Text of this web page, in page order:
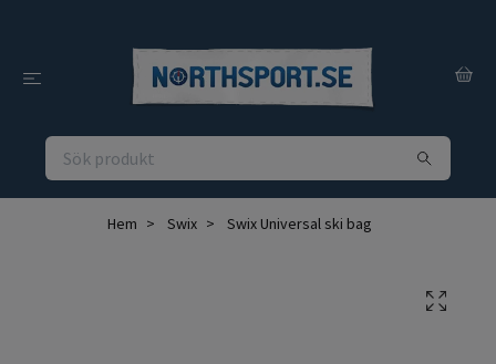
Hem Swix Swix Universal ski bag